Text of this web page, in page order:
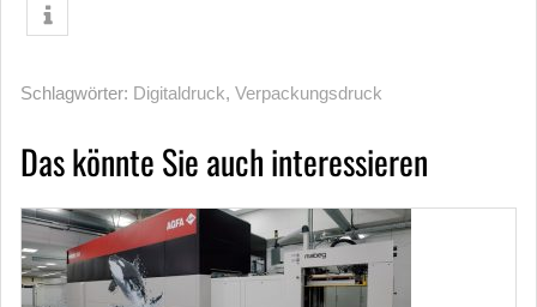
Schlagwörter: Digitaldruck, Verpackungsdruck
Das könnte Sie auch interessieren